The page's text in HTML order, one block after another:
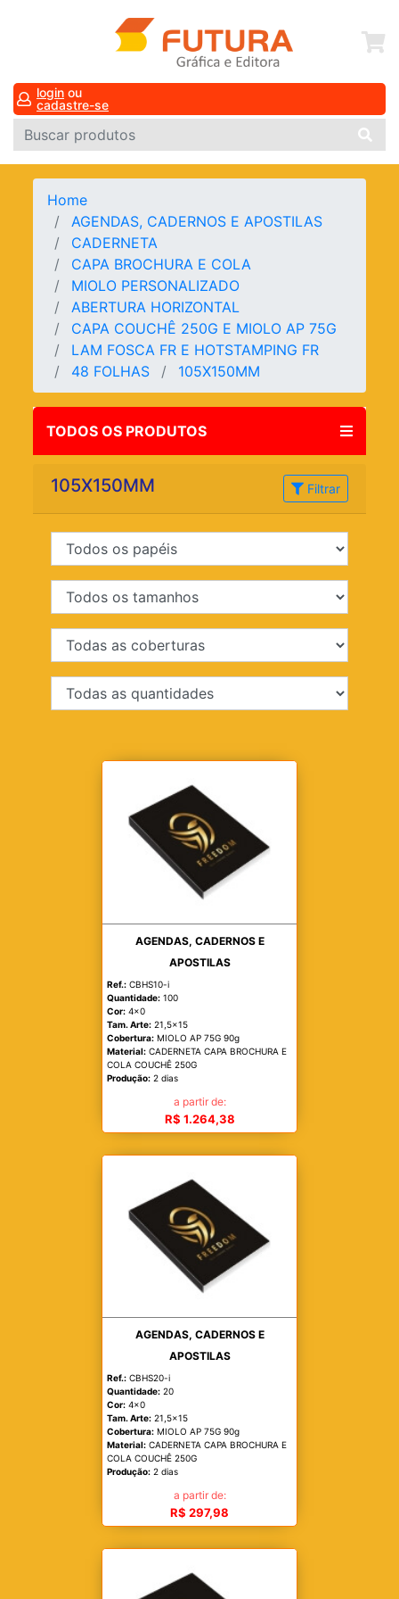
login ou
cadastre-se
Home
AGENDAS, CADERNOS E APOSTILAS
CADERNETA
CAPA BROCHURA E COLA
MIOLO PERSONALIZADO
ABERTURA HORIZONTAL
CAPA COUCHÊ 250G E MIOLO AP 75G
LAM FOSCA FR E HOTSTAMPING FR
48 FOLHAS
105X150MM
TODOS OS PRODUTOS
105X150MM Filtrar
AGENDAS, CADERNOS E
APOSTILAS
Ref.: CBHS10-i
Quantidade: 100
Cor: 4x0
Tam. Arte: 21,5x15
Cobertura: MIOLO AP 75G 90g
Material: CADERNETA CAPA BROCHURA E
COLA COUCHÊ 250G
Produção: 2 dias
a partir de:
R$ 1.264,38
AGENDAS, CADERNOS E
APOSTILAS
Ref.: CBHS20-i
Quantidade: 20
Cor: 4x0
Tam. Arte: 21,5x15
Cobertura: MIOLO AP 75G 90g
Material: CADERNETA CAPA BROCHURA E
COLA COUCHÊ 250G
Produção: 2 dias
a partir de:
R$ 297,98